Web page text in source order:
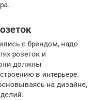
с брендом, надо
розеток и
должны
в интерьере.
на дизайне,